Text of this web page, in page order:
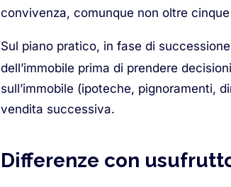
convivenza, comunque non oltre
Sul piano pratico, in fase di
dell’immobile prima di prendere
sull’immobile (ipoteche, pignoramenti,
vendita successiva.
Differenze con